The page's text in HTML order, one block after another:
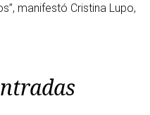
manifestó Cristina Lupo,